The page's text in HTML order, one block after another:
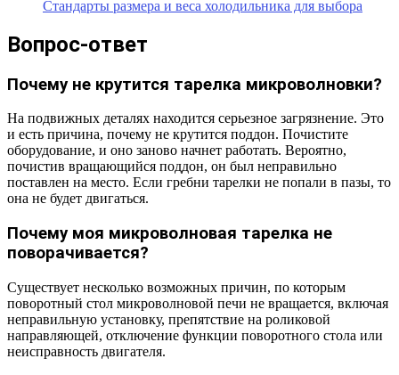
Стандарты размера и веса холодильника для выбора
Вопрос-ответ
Почему не крутится тарелка микроволновки?
На подвижных деталях находится серьезное загрязнение. Это
и есть причина, почему не крутится поддон. Почистите
оборудование, и оно заново начнет работать. Вероятно,
почистив вращающийся поддон, он был неправильно
поставлен на место. Если гребни тарелки не попали в пазы, то
она не будет двигаться.
Почему моя микроволновая тарелка не
поворачивается?
Существует несколько возможных причин, по которым
поворотный стол микроволновой печи не вращается, включая
неправильную установку, препятствие на роликовой
направляющей, отключение функции поворотного стола или
неисправность двигателя.